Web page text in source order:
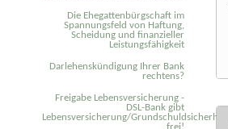
Die Ehegattenbürgschaft im
Spannungsfeld von Haftung,
Scheidung und finanzieller
Leistungsfähigkeit
Darlehenskündigung Ihrer Bank
rechtens?
Freigabe Lebensversicherung -
DSL-Bank gibt
Lebensversicherung/Grundschuldsicherheit